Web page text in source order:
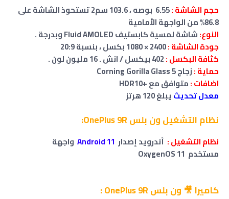
حجمالشاشة:
6.55 بوصه ، 103.6 سم2 تستحوذ الشاشة على
86.8% من الواجهة الأمامية
النوع:شاشة لمسية كابستيف Fluid AMOLED وبدرجة .
جودة الشاشة :
كثافة البكسل :
حماية :زجاج Corning Gorilla Glass 5
اضافات :متوافق مع +HDR10
معدل تحديثيبلغ 120 هرتز
نظام التشغيل ون بلس OnePlus 9R:
نظام التشغيل : أندرويد إصدار Android 11 واجهة
مستخدم OxygenOS 11
كاميرا 🎥 ون بلس OnePlus 9R :